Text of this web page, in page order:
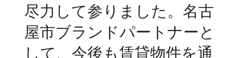
尽力して参りました。名古
屋市ブランドパートナーと
して、今後も賃貸物件を通